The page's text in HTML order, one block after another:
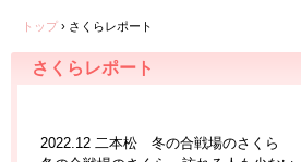
トップ › さくらレポート
さくらレポート
2022.12 二本松 冬の合戦場のさくら